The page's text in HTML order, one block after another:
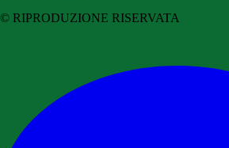
© RIPRODUZIONE RISERVATA